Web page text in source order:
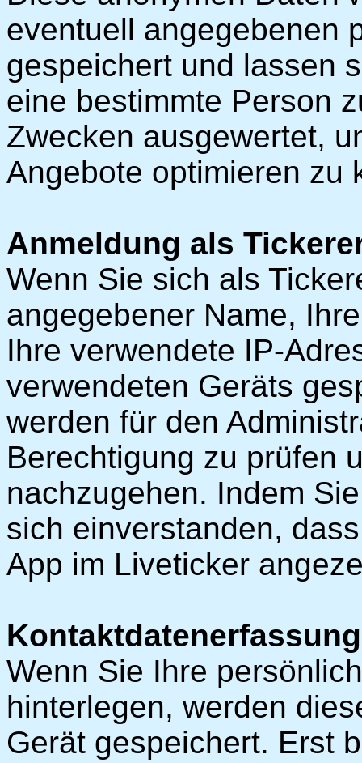
eventuell angegebenen
gespeichert und lassen
eine bestimmte Person
Zwecken ausgewertet,
Angebote optimieren zu
Anmeldung als
Wenn Sie sich als
angegebener Name,
Ihre verwendete IP-
verwendeten Geräts
werden für den
Berechtigung zu prüfen
nachzugehen. Indem
sich einverstanden,
App im Liveticker
Wenn Sie Ihre
hinterlegen, werden
Gerät gespeichert. Erst